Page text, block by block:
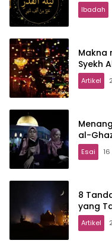
Ibadah
Makna
Syekh
Artikel
al-
Esai
8
yang
Artikel